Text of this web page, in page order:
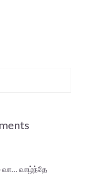
வாழ்ந்தே